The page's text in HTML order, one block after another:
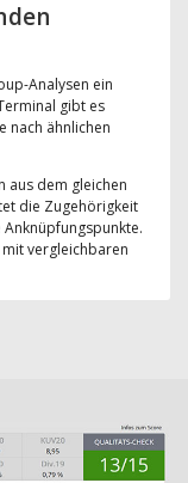
Analysen ein
gibt es
nach ähnlichen
aus dem gleichen
die Zugehörigkeit
vergleichbaren